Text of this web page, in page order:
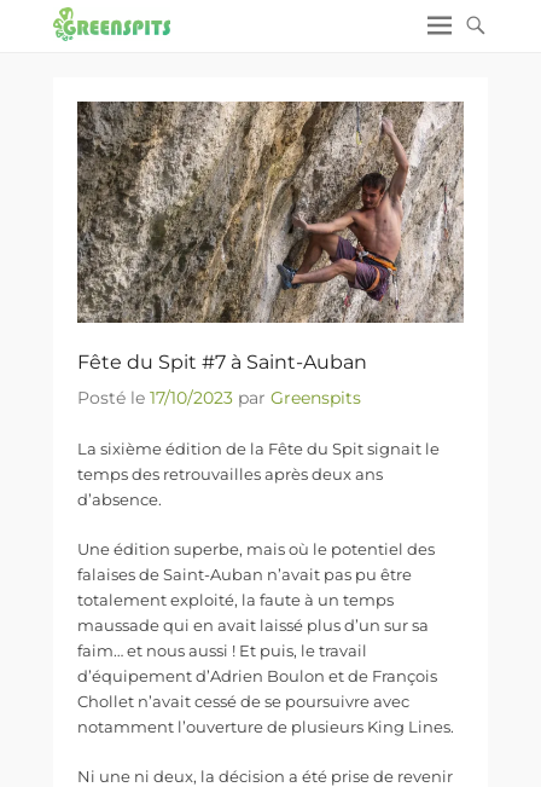
Fête du Spit #7 à Saint-Auban
Posté le 17/10/2023 par Greenspits
La sixième édition de la Fête du Spit signait le
temps des retrouvailles après deux ans
d’absence.
Une édition superbe, mais où le potentiel des
falaises de Saint-Auban n’avait pas pu être
totalement exploité, la faute à un temps
maussade qui en avait laissé plus d’un sur sa
faim… et nous aussi ! Et puis, le travail
d’équipement d’Adrien Boulon et de François
Chollet n’avait cessé de se poursuivre avec
notamment l’ouverture de plusieurs King Lines.
Ni une ni deux, la décision a été prise de revenir